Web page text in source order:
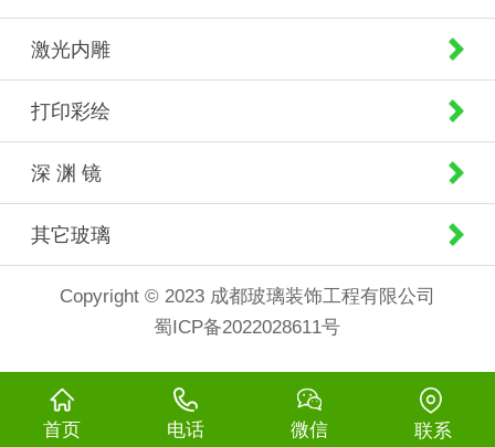
激光内雕
打印彩绘
深 渊 镜
其它玻璃
Copyright © 2023 成都玻璃装饰工程有限公司
蜀ICP备2022028611号
首页 电话 微信 联系